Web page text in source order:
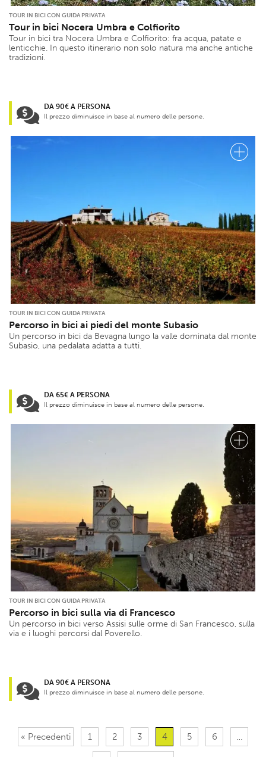
TOUR IN BICI CON GUIDA PRIVATA
Tour in bici Nocera Umbra e Colfiorito
Tour in bici tra Nocera Umbra e Colfiorito: fra acqua, patate e
lenticchie. In questo itinerario non solo natura ma anche antiche
tradizioni.
DA 90€ A PERSONA
Il prezzo diminuisce in base al numero delle persone.
TOUR IN BICI CON GUIDA PRIVATA
Percorso in bici ai piedi del monte Subasio
Un percorso in bici da Bevagna lungo la valle dominata dal monte
Subasio, una pedalata adatta a tutti.
DA 65€ A PERSONA
Il prezzo diminuisce in base al numero delle persone.
TOUR IN BICI CON GUIDA PRIVATA
Percorso in bici sulla via di Francesco
Un percorso in bici verso Assisi sulle orme di San Francesco, sulla
via e i luoghi percorsi dal Poverello.
DA 90€ A PERSONA
Il prezzo diminuisce in base al numero delle persone.
« Precedenti 1 2 3 4 5 6 …